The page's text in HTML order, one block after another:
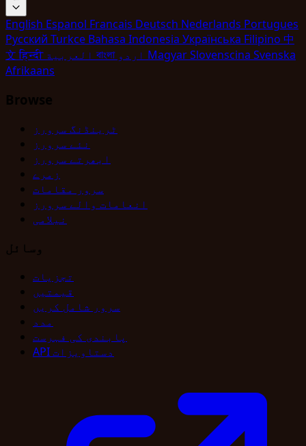
English Espanol Francais Deutsch Nederlands Portugues
Pyccкий Turkce Bahasa Indonesia Укpaїнcькa Filipino 中
文हिन्दी العربيةবাংলা MagyarSlovenscina Svenska
Afrikaans
Browse
ٹرینڈنگ سرورز
نئے سرورز
ابھرتے سرورز
زمرے
سرور مقامات
انعامات والے سرورز
نیلامی
وسائل
تجزیات
قیمتیں
سرور شامل کریں
مدد
پابندی کی فہرست
API دستاویزات